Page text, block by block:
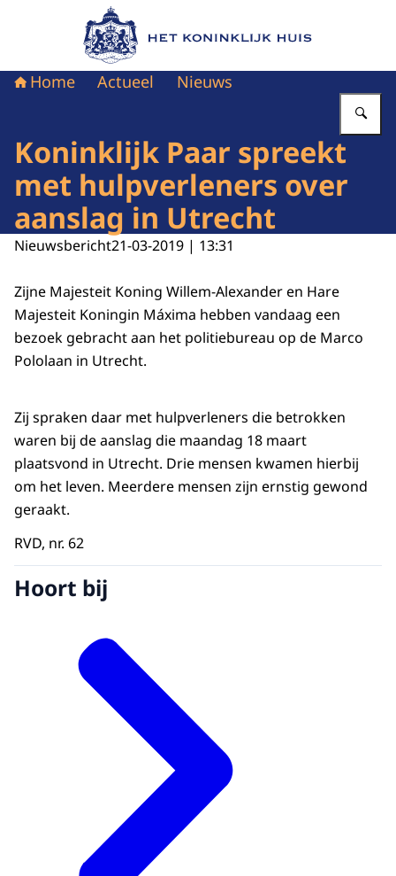
Naar de homepage van Het Koninklijk Huis
Home Actueel Nieuws
Koninklijk Paar spreekt
met hulpverleners over
aanslag in Utrecht
Nieuwsbericht21-03-2019 | 13:31
Zijne Majesteit Koning Willem-Alexander en Hare
Majesteit Koningin Máxima hebben vandaag een
bezoek gebracht aan het politiebureau op de Marco
Pololaan in Utrecht.
Zij spraken daar met hulpverleners die betrokken
waren bij de aanslag die maandag 18 maart
plaatsvond in Utrecht. Drie mensen kwamen hierbij
om het leven. Meerdere mensen zijn ernstig gewond
geraakt.
RVD, nr. 62
Hoort bij